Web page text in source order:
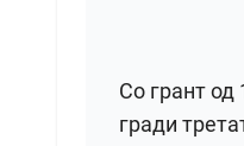
Со грант од
гради